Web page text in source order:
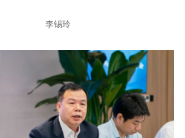
李锡玲